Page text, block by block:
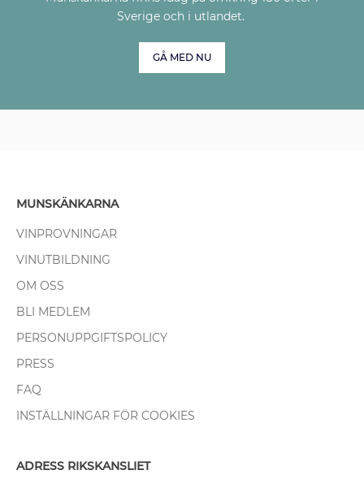
Sverige och i utlandet.
GÅ MED NU
MUNSKÄNKARNA
VINPROVNINGAR
VINUTBILDNING
OM OSS
BLI MEDLEM
PERSONUPPGIFTSPOLICY
PRESS
FAQ
INSTÄLLNINGAR FÖR COOKIES
ADRESS RIKSKANSLIET